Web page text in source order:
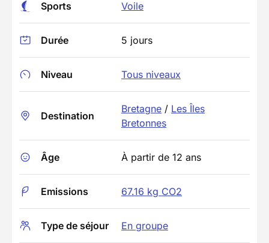
Sports Voile
Durée 5 jours
Niveau Tous niveaux
Destination
Bretagne / Les Îles
Bretonnes
Âge À partir de 12 ans
Emissions 67.16 kg CO2
Type de séjour En groupe